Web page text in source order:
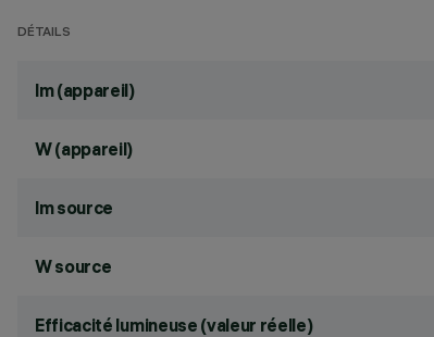
DÉTAILS
lm (appareil)
W (appareil)
lm source
W source
Efficacité lumineuse (valeur réelle)